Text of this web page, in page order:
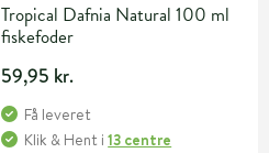
Tropical Dafnia Natural 100 ml
fiskefoder
59,95 kr.
Få leveret
Klik & Hent i13 centre